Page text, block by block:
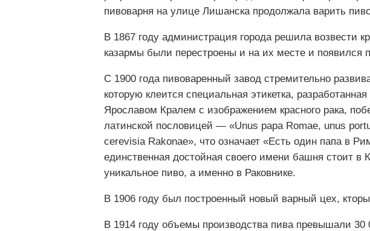
пивоварня на улице Лишанска продолжала варить
В 1867 году администрация города решила возвести
казармы были перестроены и на их месте и появился
С 1900 года пивоваренный завод стремительно
которую клеится специальная этикетка,
Ярославом Кралем с изображением красного рака,
латинской пословицей — «Unus papa Romae, unus
cerevisia Rakonae», что означает «Есть один папа в
единственная достойная своего имени башня стоит
уникальное пиво, а именно в Раковнике.
В 1906 году был построенный новый варный цех,
В 1914 году объемы производства пива превышали 30